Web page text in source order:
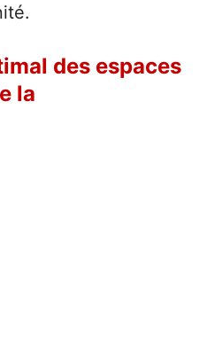
des espaces
la